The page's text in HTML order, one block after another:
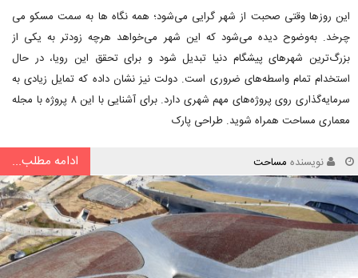
این روزها وقتی صحبت از شهر گرایی می‌شود؛ همه نگاه ها به سمت مسکو می
چرخد. به‌وضوح دیده می‌شود که این شهر می‌خواهد هرچه زودتر به یکی از
بزرگ‌ترین شهرهای پیشگام دنیا تبدیل شود و برای تحقق این رویا، در حال
استخدام تمام واسطه‌های ضروری است. دولت نیز نشان داده که تمایل زیادی به
سرمایه‌گذاری روی پروژه‌های مهم شهری دارد. برای آشنایی با این ۸ پروژه با مجله
معماری مساحت همراه شوید. طراحی پارک
نویسنده مساحت ادامه مطلب...